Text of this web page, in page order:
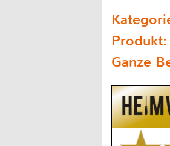
Produkt:
Ganze